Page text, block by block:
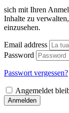
sich mit Ihren
Inhalte zu
einzusehen.
Email address
Password
Passwort vergessen?
Angemeldet
Anmelden